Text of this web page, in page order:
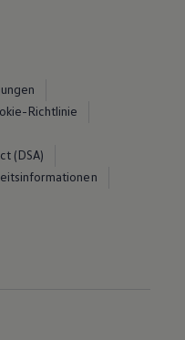
Richtlinie
(DSA)